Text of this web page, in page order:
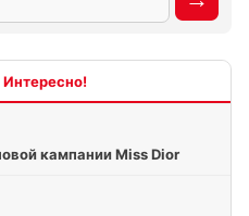
кампании Miss Dior